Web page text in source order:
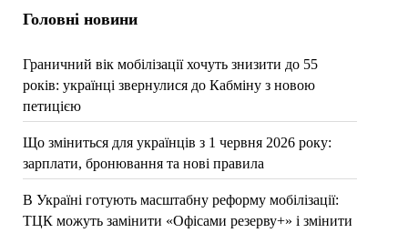
Головні новини
Граничний вік мобілізації хочуть знизити до 55
років: українці звернулися до Кабміну з новою
петицією
Що зміниться для українців з 1 червня 2026 року:
зарплати, бронювання та нові правила
В Україні готують масштабну реформу мобілізації:
ТЦК можуть замінити «Офісами резерву+» і змінити